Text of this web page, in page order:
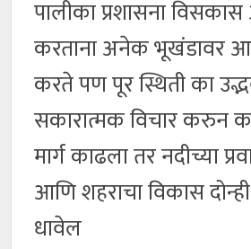
पालीका प्रशासना
करताना अनेक भूखंडावर
करते पण पूर स्थिती का
सकारात्मक विचार करुन
मार्ग काढला तर नदीच्या
आणि शहराचा विकास
धावेल